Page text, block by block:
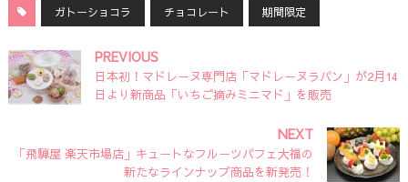
ガトーショコラ チョコレート 期間限定
PREVIOUS
日本初！マドレーヌ専門店「マドレーヌラパン」が2月14
日より新商品「いちご摘みミニマド」を販売
NEXT
「飛騨屋 楽天市場店」キュートなフルーツパフェ大福の
新たなラインナップ商品を新発売！